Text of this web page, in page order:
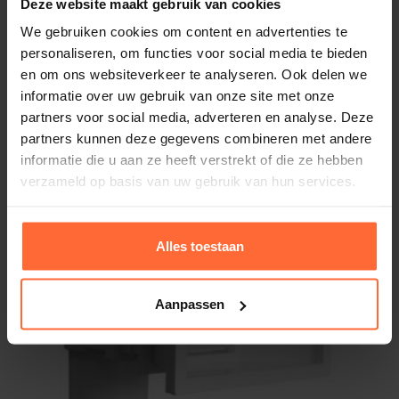
Deze website maakt gebruik van cookies
We gebruiken cookies om content en advertenties te
personaliseren, om functies voor social media te bieden
en om ons websiteverkeer te analyseren. Ook delen we
informatie over uw gebruik van onze site met onze
partners voor social media, adverteren en analyse. Deze
partners kunnen deze gegevens combineren met andere
informatie die u aan ze heeft verstrekt of die ze hebben
verzameld op basis van uw gebruik van hun services.
Alles toestaan
Aanpassen
vergrendeling zodat hij niet ongewild geopend kan
worden.
2:Brede dieptes
De skimmermond is extra breed, en daardoor kan de
skimmerdeksel vaak achter de randsteen geplaatst
worden.
De BWT skimmers hebben standaard een bredere
opening.
4:Sierflenskap
Astral Hoogwater Skimmer Antraciet
Kleur: Antraciet
Merk: Astral
254,95 Op voorraad